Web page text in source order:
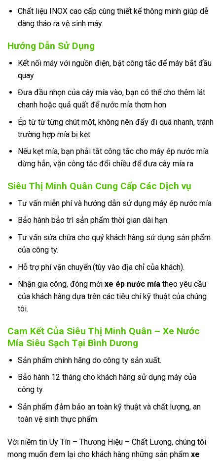
Chất liệu INOX cao cấp cùng thiết kế thông minh giúp dễ
dàng tháo ra vệ sinh máy.
Hướng Dẫn Sử Dụng
Kết nối máy với nguồn điện, bật công tắc để máy bắt đầu
quay
Đưa đầu nhọn của cây mía vào, bạn có thể cho thêm lát
chanh hoặc quả quất để nước mía thơm hơn
Ép từ từ từng chút một, không nên đẩy đi quá nhanh, tránh
trường hợp mía bị kẹt
Nếu kẹt mía, bạn phải tắt công tắc cho máy ép nước mía
dừng hẳn, vặn công tắc đổi chiều để đưa cây mía ra
Siêu Thị Minh Quân Cung Cấp Các Dịch vụ
Tư vấn miễn phí và hướng dẫn sử dụng máy ép nước mía
Bảo hành bảo trì sản phẩm thời gian dài hạn
Tư vấn sửa chữa cho quý khách hàng sử dụng sản phẩm
của công ty.
Hỗ trợ phí vận chuyển.(tùy vào địa chỉ của khách).
Nhận gia công, đóng mớixe ép nước míatheo yêu cầu
của khách hàng dựa trên các tiêu chí kỹ thuật của chúng
tôi.
Cam Kết Của Siêu Thị Minh Quân – Xe Nước
Mía Siêu Sạch Tại Bình Dương
Sản phẩm chính hãng do công ty sản xuất.
Bảo hành 12 tháng cho khách hàng sử dụng máy của
công ty.
Sản phẩm đảm bảo an toàn kỹ thuật và chất lượng, an
toàn vệ sinh thực phẩm.
Với niềm tin Uy Tín – Thương Hiệu – Chất Lượng, chúng tôi
mong muốn đem lại cho khách hàng những sản phẩm xe